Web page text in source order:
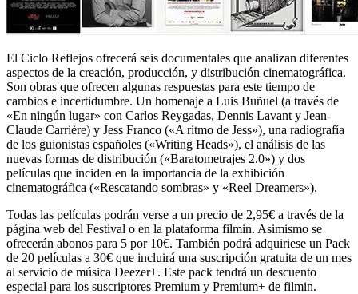
El Ciclo Reflejos ofrecerá seis documentales que analizan diferentes
aspectos de la creación, producción, y distribución cinematográfica.
Son obras que ofrecen algunas respuestas para este tiempo de
cambios e incertidumbre. Un homenaje a Luis Buñuel (a través de
«En ningún lugar» con Carlos Reygadas, Dennis Lavant y Jean-
Claude Carrière) y Jess Franco («A ritmo de Jess»), una radiografía
de los guionistas españoles («Writing Heads»), el análisis de las
nuevas formas de distribución («Baratometrajes 2.0») y dos
películas que inciden en la importancia de la exhibición
cinematográfica («Rescatando sombras» y «Reel Dreamers»).
Todas las películas podrán verse a un precio de 2,95€ a través de la
página web del Festival o en la plataforma filmin. Asimismo se
ofrecerán abonos para 5 por 10€. También podrá adquiriese un Pack
de 20 películas a 30€ que incluirá una suscripción gratuita de un mes
al servicio de música Deezer+. Este pack tendrá un descuento
especial para los suscriptores Premium y Premium+ de filmin.